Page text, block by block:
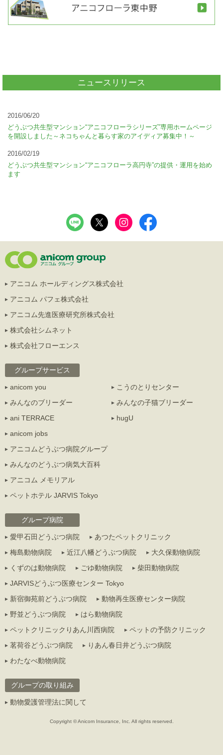
ニュースリリース
2016/06/20
どうぶつ共生型マンション“アニコフローラシリーズ”専用ホームページ
を開設しました～ネコちゃんと暮らす家のアイディア募集中！～
2016/02/19
どうぶつ共生型マンション“アニコフローラ高円寺”の提供・運用を始め
ます
アニコム ホールディングス株式会社
アニコム パフェ株式会社
アニコム先進医療研究所株式会社
株式会社シムネット
株式会社フローエンス
グループサービス
anicom you
こうのとりセンター
みんなのブリーダー
みんなの子猫ブリーダー
ani TERRACE
hugU
anicom jobs
アニコムどうぶつ病院グループ
みんなのどうぶつ病気大百科
アニコム メモリアル
ペットホテル JARVIS Tokyo
グループ病院
愛甲石田どうぶつ病院
あつたペットクリニック
梅島動物病院
近江八幡どうぶつ病院
大久保動物病院
くずのは動物病院
ごゆ動物病院
柴田動物病院
JARVISどうぶつ医療センター Tokyo
新宿御苑前どうぶつ病院
動物再生医療センター病院
野並どうぶつ病院
はら動物病院
ペットクリニックりあん川西病院
ペットの予防クリニック
茗荷谷どうぶつ病院
りあん春日井どうぶつ病院
わたなべ動物病院
グループの取り組み
動物愛護管理法に関して
Copyright © Anicom Insurance, Inc. All rights reserved.